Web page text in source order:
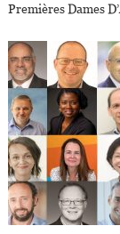
Premières Dames